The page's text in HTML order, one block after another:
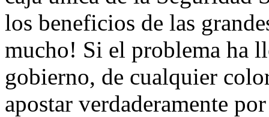
los beneficios de las
mucho! Si el problema ha
gobierno, de cualquier
apostar verdaderamente